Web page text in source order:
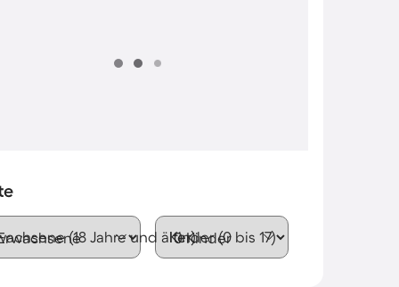
(18 Jahre und älter)Kinder (0 bis 17)